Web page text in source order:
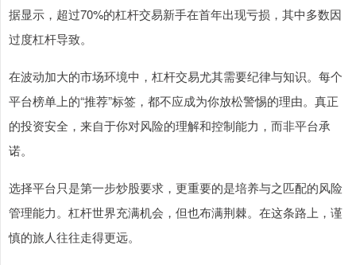
据显示，超过70%的杠杆交易新手在首年出现亏损，其中多数因
过度杠杆导致。
在波动加大的市场环境中，杠杆交易尤其需要纪律与知识。每个
平台榜单上的“推荐”标签，都不应成为你放松警惕的理由。真正
的投资安全，来自于你对风险的理解和控制能力，而非平台承
诺。
选择平台只是第一步炒股要求，更重要的是培养与之匹配的风险
管理能力。杠杆世界充满机会，但也布满荆棘。在这条路上，谨
慎的旅人往往走得更远。